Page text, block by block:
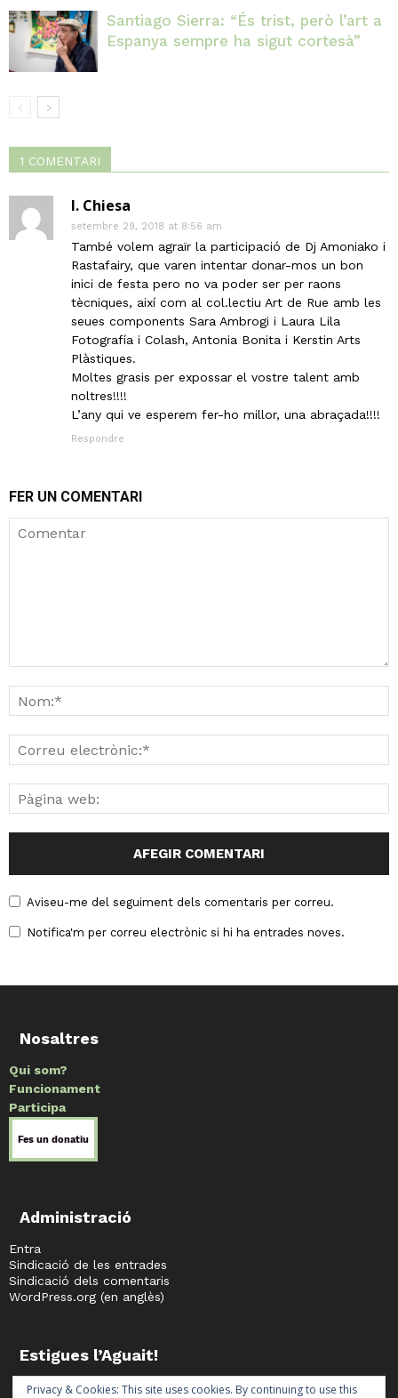
Santiago Sierra: “És trist, però l’art a
Espanya sempre ha sigut cortesà”
1 COMENTARI
I. Chiesa
setembre 29, 2018 at 8:56 am
També volem agraïr la participació de Dj Amoniako i
Rastafairy, que varen intentar donar-mos un bon
inici de festa pero no va poder ser per raons
tècniques, així com al col.lectiu Art de Rue amb les
seues components Sara Ambrogi i Laura Lila
Fotografía i Colash, Antonia Bonita i Kerstin Arts
Plàstiques.
Moltes grasis per expossar el vostre talent amb
noltres!!!!
L’any qui ve esperem fer-ho millor, una abraçada!!!!
Respondre
FER UN COMENTARI
Aviseu-me del seguiment dels comentaris per correu.
Notifica'm per correu electrònic si hi ha entrades noves.
Nosaltres
Qui som?
Funcionament
Participa
Administració
Entra
Sindicació de les entrades
Sindicació dels comentaris
WordPress.org (en anglès)
Estigues l’Aguait!
facebooktwitter instagramtelegram
Privacy & Cookies: This site uses cookies. By continuing to use this